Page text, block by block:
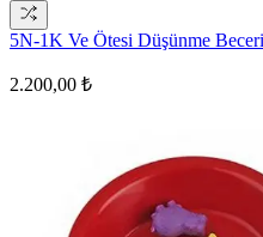
5N-1K Ve Ötesi Düşünme
2.200,00 ₺